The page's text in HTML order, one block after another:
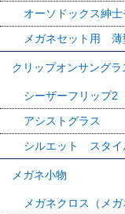
オーソドックス紳
メガネセット用 薄
クリップオンサングラ
シーザーフリップ2
アシストグラス
シルエット スタイ
メガネ小物
メガネクロス（メガ